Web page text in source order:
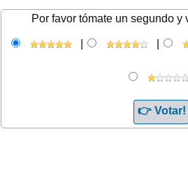
Por favor tómate un segundo y